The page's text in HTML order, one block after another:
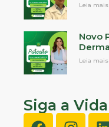
Leia mais
Novo
Leia mais
Siga a